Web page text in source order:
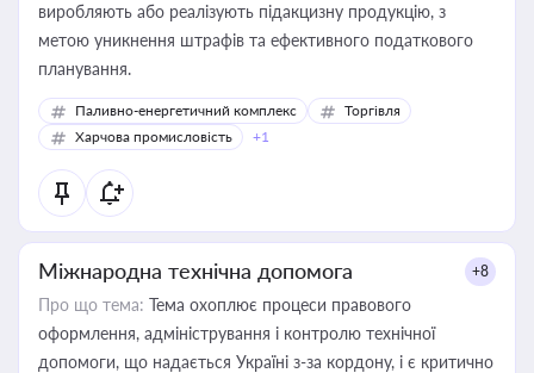
виробляють або реалізують підакцизну продукцію, з
метою уникнення штрафів та ефективного податкового
планування.
Паливно-енергетичний комплекс
Торгівля
Харчова промисловість
+1
Міжнародна технічна допомога +8
Про що тема: Тема охоплює процеси правового
оформлення, адміністрування і контролю технічної
допомоги, що надається Україні з-за кордону, і є критично